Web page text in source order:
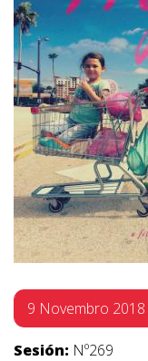
9 Novembro 2018
Sesión: Nº269